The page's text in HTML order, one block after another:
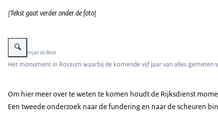
[Tekst gaat verder onder de foto]
Vergroot afbeelding Foto met hoekaanzicht van de rijksmonumentale
Beeld: Gertjan de Boer
Het monument in Rossum waarbij de komende vijf jaar van alles gemeten
Om hier meer over te weten te komen houdt de Rijksdienst
Een tweede onderzoek naar de fundering en naar de scheuren